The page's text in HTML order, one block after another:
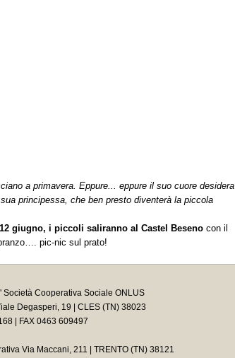
a primavera. Eppure... eppure il suo cuore desidera
principessa, che ben presto diventerà la piccola
giugno, i piccoli saliranno al Castel Beseno con il
pic-nic sul prato!
Società Cooperativa Sociale ONLUS
Degasperi, 19 | CLES (TN) 38023
| FAX 0463 609497
Via Maccani, 211 | TRENTO (TN) 38121